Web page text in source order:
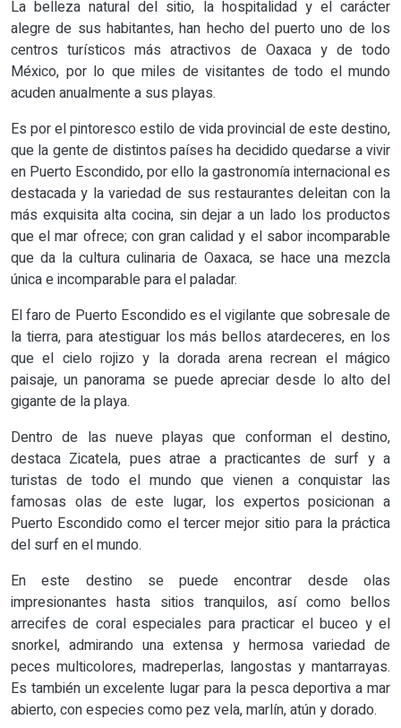
La belleza natural del sitio, la hospitalidad y el carácter
alegre de sus habitantes, han hecho del puerto uno de los
centros turísticos más atractivos de Oaxaca y de todo
México, por lo que miles de visitantes de todo el mundo
acuden anualmente a sus playas.
Es por el pintoresco estilo de vida provincial de este destino,
que la gente de distintos países ha decidido quedarse a vivir
en Puerto Escondido, por ello la gastronomía internacional es
destacada y la variedad de sus restaurantes deleitan con la
más exquisita alta cocina, sin dejar a un lado los productos
que el mar ofrece; con gran calidad y el sabor incomparable
que da la cultura culinaria de Oaxaca, se hace una mezcla
única e incomparable para el paladar.
El faro de Puerto Escondido es el vigilante que sobresale de
la tierra, para atestiguar los más bellos atardeceres, en los
que el cielo rojizo y la dorada arena recrean el mágico
paisaje, un panorama se puede apreciar desde lo alto del
gigante de la playa.
Dentro de las nueve playas que conforman el destino,
destaca Zicatela, pues atrae a practicantes de surf y a
turistas de todo el mundo que vienen a conquistar las
famosas olas de este lugar, los expertos posicionan a
Puerto Escondido como el tercer mejor sitio para la práctica
del surf en el mundo.
En este destino se puede encontrar desde olas
impresionantes hasta sitios tranquilos, así como bellos
arrecifes de coral especiales para practicar el buceo y el
snorkel, admirando una extensa y hermosa variedad de
peces multicolores, madreperlas, langostas y mantarrayas.
Es también un excelente lugar para la pesca deportiva a mar
abierto, con especies como pez vela, marlín, atún y dorado.